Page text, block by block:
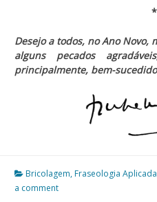
*
Desejo a todos, no Ano Novo,
alguns pecados
principalmente, bem-
Bricolagem, Fraseologia Aplicada
a comment